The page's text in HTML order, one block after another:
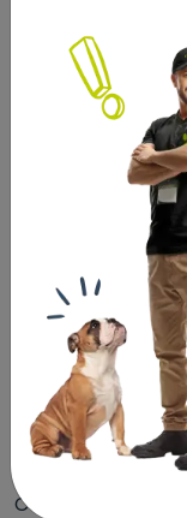
recommandons
MicroVital®.
ÉLÉMENTS
Protéines
Matières grasses
Fibres
Cendres
Protéine brute
Énergie
Énergie
MJ/kg